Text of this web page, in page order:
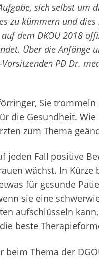
sich selbst um
zu kümmern und
dem DKOU 2018
Über die Anfänge
PD Dr.
Sie
die Gesundheit.
zum Thema
jeden Fall positive
wächst. In
für gesunde
sie eine
aufschlüsseln
beste
beim Thema der